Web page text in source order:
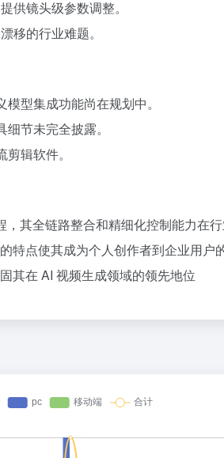
供镜头级参数调整。
移的行业难题。
型集成功能尚在规划中。
节未完全披露。
辑软件。
其全链路整合和精细化控制能力在
特点使其成为个人创作者到企业用户
其在 AI 视频生成领域的领先地位